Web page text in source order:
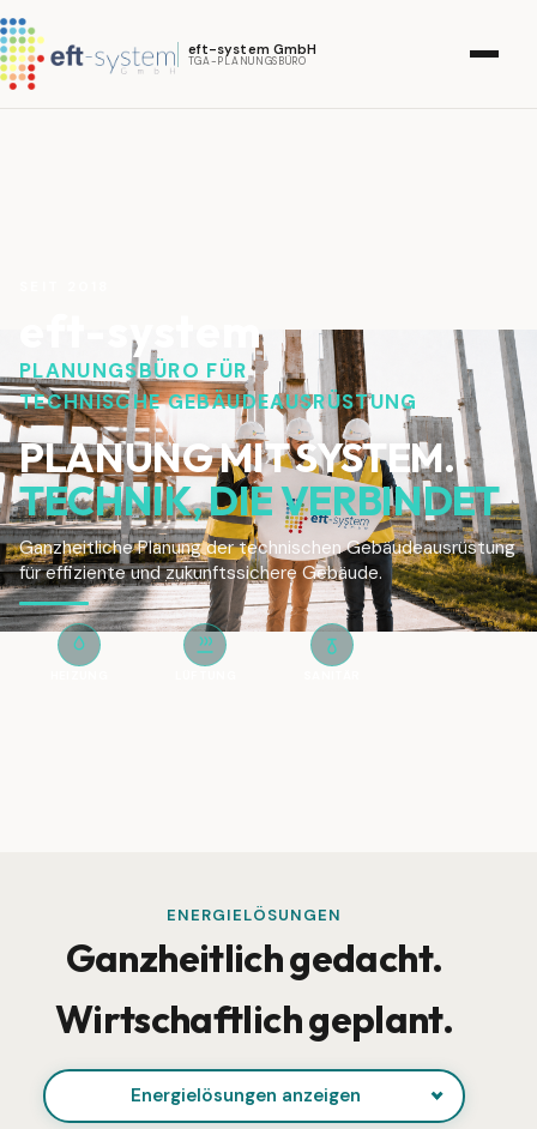
eft-system GmbH
TGA-PLANUNGSBÜRO
eft-system
PLANUNGSBÜRO FÜR
TECHNISCHE GEBÄUDEAUSRÜSTUNG
PLANUNG MIT SYSTEM.
TECHNIK, DIE VERBINDET
Ganzheitliche Planung der technischen Gebäudeausrüstung
für effiziente und zukunftssichere Gebäude.
ENERGIELÖSUNGEN
Ganzheitlich gedacht.
Wirtschaftlich geplant.
Energielösungen anzeigen